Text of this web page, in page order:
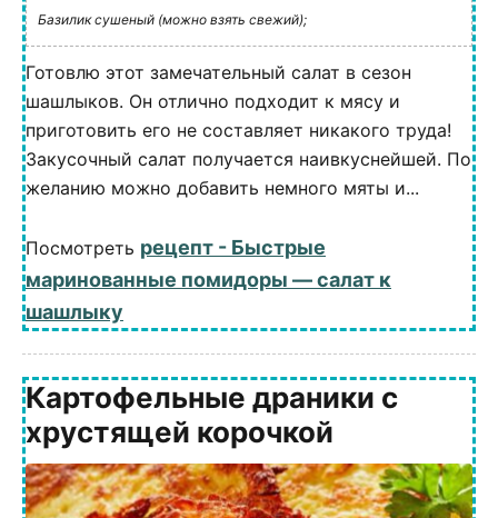
Базилик сушеный (можно взять свежий);
Готовлю этот замечательный салат в сезон
шашлыков. Он отлично подходит к мясу и
приготовить его не составляет никакого труда!
Закусочный салат получается наивкуснейшей. По
желанию можно добавить немного мяты и...
Посмотреть рецепт - Быстрые
маринованные помидоры — салат к
шашлыку
Картофельные драники с
хрустящей корочкой